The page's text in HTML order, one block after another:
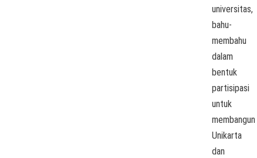
universitas,
bahu-
membahu
dalam
bentuk
partisipasi
untuk
membangun
Unikarta
dan